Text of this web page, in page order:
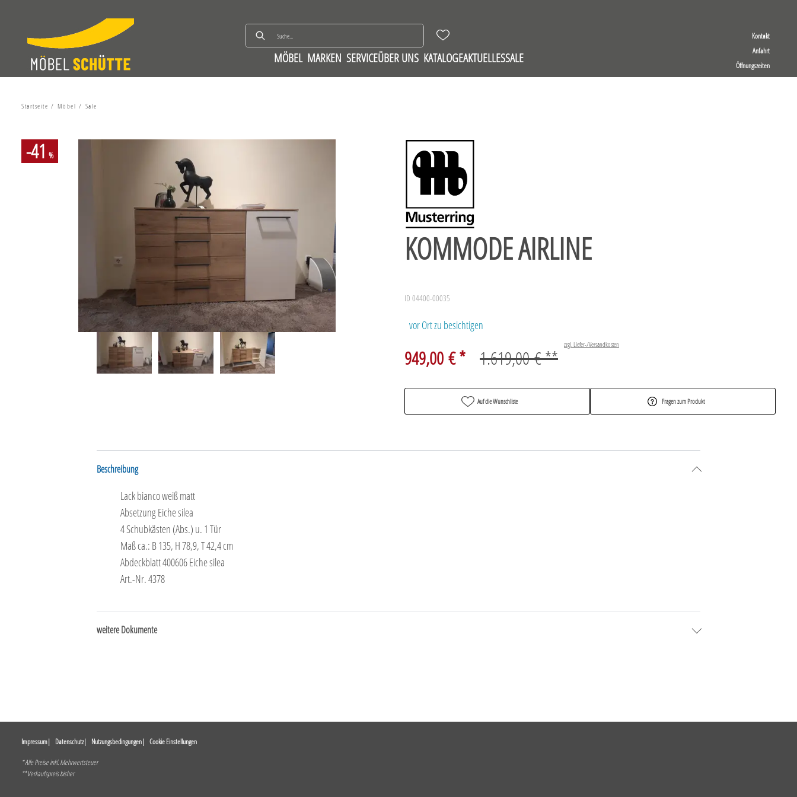
Kontakt
Anfahrt
Öffnungszeiten
MÖBEL MARKEN SERVICEÜBER UNS KATALOGEAKTUELLESSALE
Startseite Möbel Sale
-41 %
KOMMODE AIRLINE
ID 04400-00035
vor Ort zu besichtigen
949,00 € * 1.619,00 € **
zzgl. Liefer-/Versandkosten
Auf die Wunschliste Fragen zum Produkt
Beschreibung
Lack bianco weiß matt
Absetzung Eiche silea
4 Schubkästen (Abs.) u. 1 Tür
Maß ca.: B 135, H 78,9, T 42,4 cm
Abdeckblatt 400606 Eiche silea
Art.-Nr. 4378
weitere Dokumente
Impressum Datenschutz Nutzungsbedingungen Cookie Einstellungen
* Alle Preise inkl. Mehrwertsteuer
** Verkaufspreis bisher